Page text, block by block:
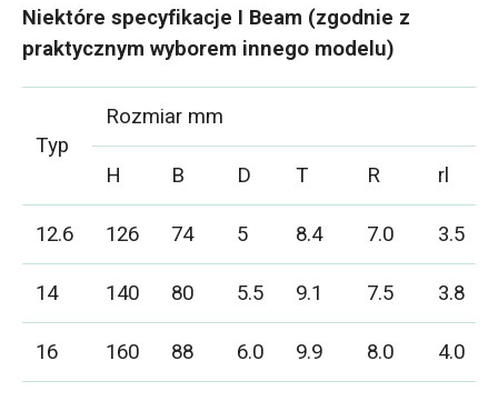
Niektóre specyfikacje I Beam (zgodnie z
praktycznym wyborem innego modelu)
Typ
Rozmiar mm
H
B D T R
rl
12.6
126 74 5 8.4 7.0 3.5
14
140 80 5.5 9.1 7.5 3.8
16
160 88 6.0 9.9 8.0 4.0